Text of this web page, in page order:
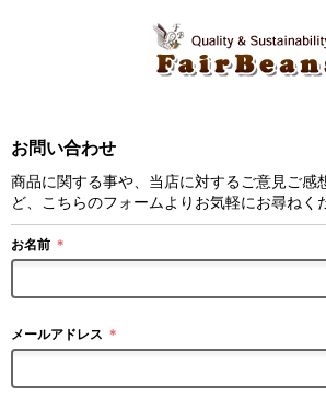
お問い合わせ
商品に関する事や、当店に対するご意見ご感
ど、こちらのフォームよりお気軽にお尋ねく
お名前 ＊
メールアドレス ＊